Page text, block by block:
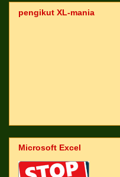
pengikut XL-mania
Microsoft Excel